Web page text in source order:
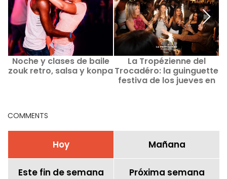
Noche y clases de baile
zouk retro, salsa y konpa
La Tropézienne del
Trocadéro: la guinguette
festiva de los jueves en
COMMENTS
Hoy Mañana
Este fin de semana Próxima semana